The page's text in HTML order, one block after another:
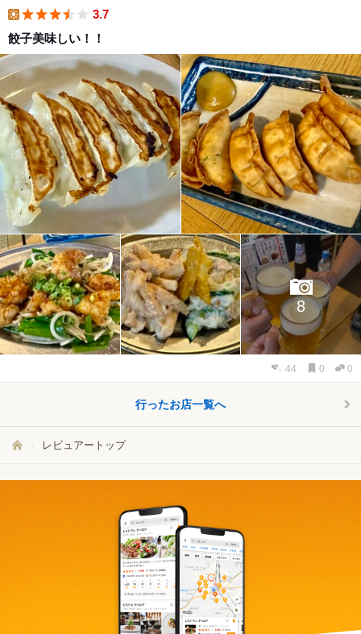
3.7
餃子美味しい！！
8
44 0 0
行ったお店一覧へ
レビュアートップ